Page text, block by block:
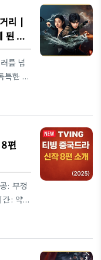
당하
쾌한
찬 고
차이나
전생
자한
: 26
리 |
된 청
를 넘
특한 감
에서
간이 인
사
서로
춘 어
면서
이 작
코리
)각본:
)..
편
: 무정
간: 약
맨
그린다.
거리 |